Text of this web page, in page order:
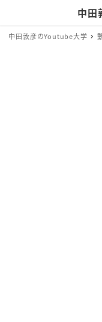
中田
中田敦彦のYoutube大学